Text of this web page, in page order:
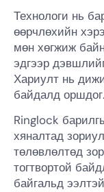
Технологи нь
өөрчлөхийн
мөн хөгжиж
эдгээр
Хариулт нь
байдалд оршдог.
Ringlock
хяналтад
төлөвлөлтөд
тогтвортой
байгальд